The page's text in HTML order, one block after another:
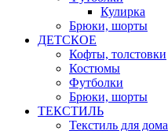
Кулирка
Брюки, шорты
ДЕТСКОЕ
Кофты, толстовки
Костюмы
Футболки
Брюки, шорты
ТЕКСТИЛЬ
Текстиль для дома